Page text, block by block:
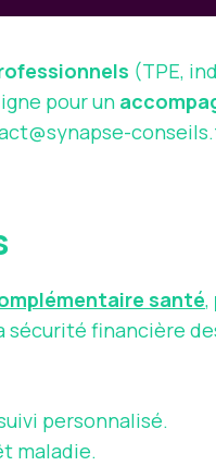
(TPE,
pour un
santé,
sécurité financière
personnalisé.
maladie.